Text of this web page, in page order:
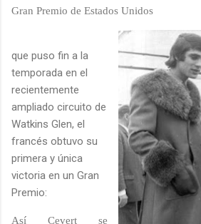
Gran Premio de Estados Unidos
que puso fin a la
temporada en el
recientemente
ampliado circuito de
Watkins Glen, el
francés obtuvo su
primera y única
victoria en un Gran
Premio:
Así Cevert se